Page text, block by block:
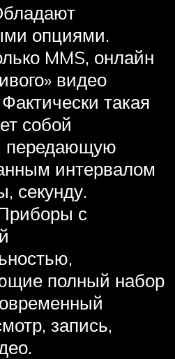
опциями.
MMS, онлайн
видео
Фактически такая
собой
передающую
интервалом
секунду.
с
полный набор
запись,